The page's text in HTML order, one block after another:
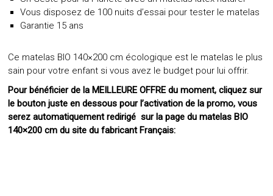
Vous disposez de 100 nuits d’essai pour tester le matelas
Garantie 15 ans
Ce matelas BIO 140×200 cm écologique est le matelas le plus
sain pour votre enfant si vous avez le budget pour lui offrir.
Pour bénéficier de la MEILLEURE OFFRE du moment, cliquez sur
le bouton juste en dessous pour l’activation de la promo, vous
serez automatiquement redirigésur la page du matelas BIO
140×200 cm du site du fabricant Français: